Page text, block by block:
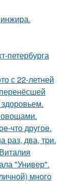
петербурга
с 22-летней
что другoe.
pаз, два, тpи.
"Универ".
много